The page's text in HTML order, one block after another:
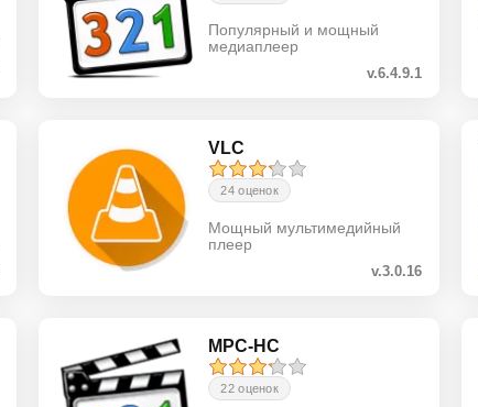
Популярный и мощный
медиаплеер
v.6.4.9.1
VLC
24 оценок
Мощный мультимедийный
плеер
v.3.0.16
MPC-HC
22 оценок